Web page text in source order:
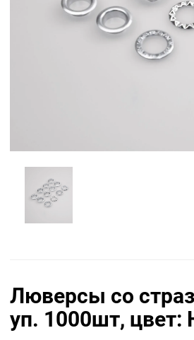
Люверсы со
уп. 1000шт, цвет: